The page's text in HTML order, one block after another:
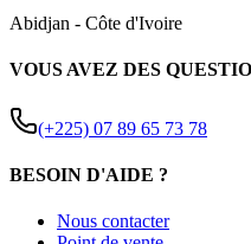
Abidjan - Côte d'Ivoire
VOUS AVEZ DES
(+225) 07 89 65 73 78
BESOIN D'AIDE ?
Nous contacter